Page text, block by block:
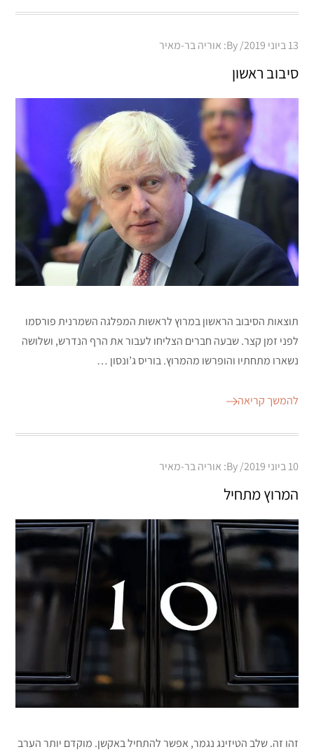
Posted
13 ביוני 2019 By: אוריה בר-מאיר
סיבוב ראשון
תוצאות הסיבוב הראשון במרוץ לראשות המפלגה השמרנית פורסמו
לפני זמן קצר. שבעה חברים הצליחו לעבור את הרף הנדרש, ושלושה
נשארו מתחתיו והופרשו מהמרוץ. בוריס ג’ונסון …
להמשך קריאה
Posted
10 ביוני 2019 By: אוריה בר-מאיר
המרוץ מתחיל
זהו זה. שלב הטיזינג נגמר, אפשר להתחיל באקשן. מוקדם יותר הערב